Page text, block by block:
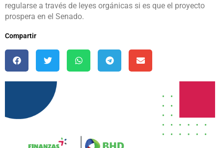
regularse a través de leyes orgánicas si es que el proyecto
prospera en el Senado.
Compartir